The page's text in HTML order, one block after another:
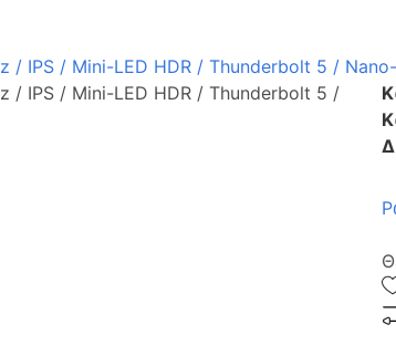
/ IPS / Mini-LED HDR / Thunderbolt 5 /
/ IPS / Mini-LED HDR / Thunderbolt 5 /